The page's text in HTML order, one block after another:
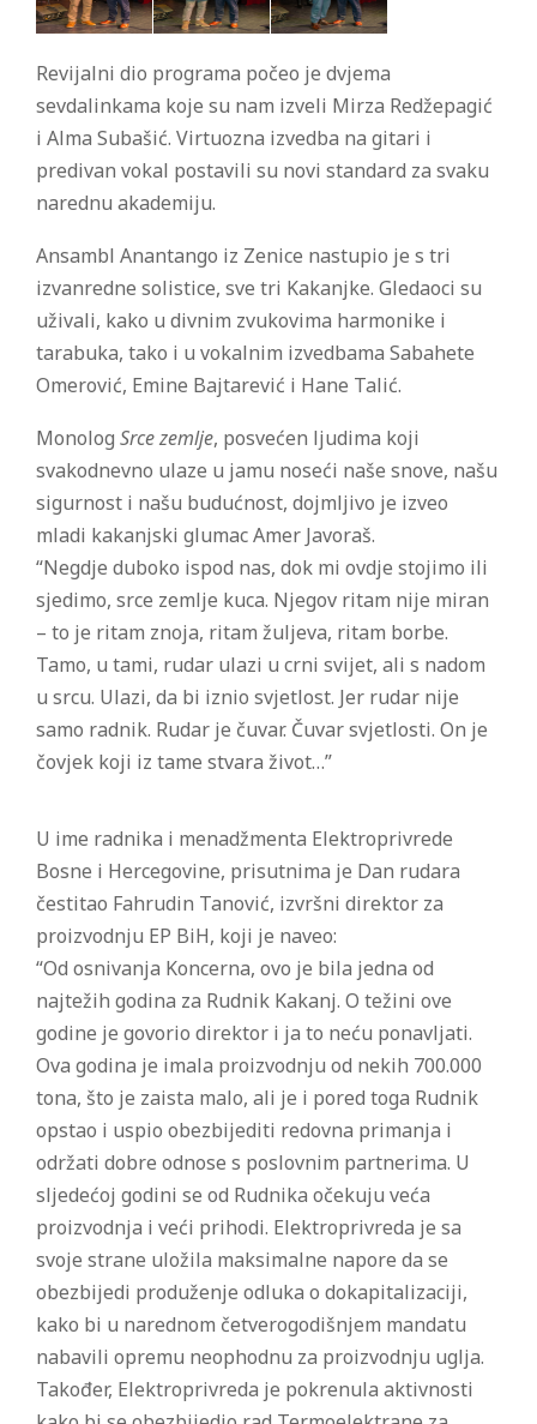
Revijalni dio programa počeo je dvjema
sevdalinkama koje su nam izveli Mirza Redžepagić
i Alma Subašić. Virtuozna izvedba na gitari i
predivan vokal postavili su novi standard za svaku
narednu akademiju.
Ansambl Anantango iz Zenice nastupio je s tri
izvanredne solistice, sve tri Kakanjke. Gledaoci su
uživali, kako u divnim zvukovima harmonike i
tarabuka, tako i u vokalnim izvedbama Sabahete
Omerović, Emine Bajtarević i Hane Talić.
Monolog Srce zemlje, posvećen ljudima koji
svakodnevno ulaze u jamu noseći naše snove, našu
sigurnost i našu budućnost, dojmljivo je izveo
mladi kakanjski glumac Amer Javoraš.
“Negdje duboko ispod nas, dok mi ovdje stojimo ili
sjedimo, srce zemlje kuca. Njegov ritam nije miran
– to je ritam znoja, ritam žuljeva, ritam borbe.
Tamo, u tami, rudar ulazi u crni svijet, ali s nadom
u srcu. Ulazi, da bi iznio svjetlost. Jer rudar nije
samo radnik. Rudar je čuvar. Čuvar svjetlosti. On je
čovjek koji iz tame stvara život…”
U ime radnika i menadžmenta Elektroprivrede
Bosne i Hercegovine, prisutnima je Dan rudara
čestitao Fahrudin Tanović, izvršni direktor za
proizvodnju EP BiH, koji je naveo:
“Od osnivanja Koncerna, ovo je bila jedna od
najtežih godina za Rudnik Kakanj. O težini ove
godine je govorio direktor i ja to neću ponavljati.
Ova godina je imala proizvodnju od nekih 700.000
tona, što je zaista malo, ali je i pored toga Rudnik
opstao i uspio obezbijediti redovna primanja i
održati dobre odnose s poslovnim partnerima. U
sljedećoj godini se od Rudnika očekuju veća
proizvodnja i veći prihodi. Elektroprivreda je sa
svoje strane uložila maksimalne napore da se
obezbijedi produženje odluka o dokapitalizaciji,
kako bi u narednom četverogodišnjem mandatu
nabavili opremu neophodnu za proizvodnju uglja.
Također, Elektroprivreda je pokrenula aktivnosti